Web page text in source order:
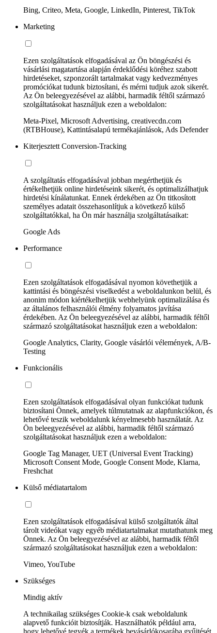
Bing, Criteo, Meta, Google, LinkedIn, Pinterest, TikTok
Marketing
Ezen szolgáltatások elfogadásával az Ön böngészési és
vásárlási magatartása alapján érdeklődési köréhez szabott
hirdetéseket, szponzorált tartalmakat vagy kedvezményes
promóciókat tudunk biztosítani, és mérni tudjuk azok sikerét.
Az Ön beleegyezésével az alábbi, harmadik féltől származó
szolgáltatásokat használjuk ezen a weboldalon:
Meta-Pixel, Microsoft Advertising, creativecdn.com
(RTBHouse), Kattintásalapú termékajánlások, Ads Defender
Kiterjesztett Conversion-Tracking
A szolgáltatás elfogadásával jobban megérthetjük és
értékelhetjük online hirdetéseink sikerét, és optimalizálhatjuk
hirdetési kínálatunkat. Ennek érdekében az Ön titkosított
személyes adatait összehasonlítjuk a következő külső
szolgáltatókkal, ha Ön már használja szolgáltatásaikat:
Google Ads
Performance
Ezen szolgáltatások elfogadásával nyomon követhetjük a
kattintási és böngészési viselkedést a weboldalunkon belül, és
anonim módon kiértékelhetjük webhelyünk optimalizálása és
az általános felhasználói élmény folyamatos javítása
érdekében. Az Ön beleegyezésével az alábbi, harmadik féltől
származó szolgáltatásokat használjuk ezen a weboldalon:
Google Analytics, Clarity, Google vásárlói vélemények, A/B-
Testing
Funkcionális
Ezen szolgáltatások elfogadásával olyan funkciókat tudunk
biztosítani Önnek, amelyek túlmutatnak az alapfunkciókon, és
lehetővé teszik weboldalunk kényelmesebb használatát. Az
Ön beleegyezésével az alábbi, harmadik féltől származó
szolgáltatásokat használjuk ezen a weboldalon:
Google Tag Manager, UET (Universal Event Tracking)
Microsoft Consent Mode, Google Consent Mode, Klarna,
Freshchat
Külső médiatartalom
Ezen szolgáltatások elfogadásával külső szolgáltatók által
tárolt videókat vagy egyéb médiatartalmakat mutathatunk meg
Önnek. Az Ön beleegyezésével az alábbi, harmadik féltől
származó szolgáltatásokat használjuk ezen a weboldalon:
Vimeo, YouTube
Szükséges
Mindig aktív
A technikailag szükséges Cookie-k csak weboldalunk
alapvető funkcióit biztosítják. Használhatók például arra,
hogy lehetővé tegyék a termékek bevásárlókosarába gyűjtését